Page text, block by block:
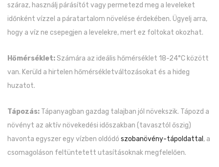
száraz, használj párásítót vagy permetezd meg a leveleket
időnként vízzel a páratartalom növelése érdekében. Ügyelj arra,
hogy a víz ne csepegjen a levelekre, mert ez foltokat okozhat.
Hőmérséklet:Számára az ideális hőmérséklet 18-24°C között
van. Kerüld a hirtelen hőmérsékletváltozásokat és a hideg
huzatot.
Tápozás: Tápanyagban gazdag talajban jól növekszik. Tápozd a
növényt az aktív növekedési időszakban (tavasztól őszig)
havonta egyszer egy vízben oldódó szobanövény-tápoldattal , a
csomagoláson feltüntetett utasításoknak megfelelően.